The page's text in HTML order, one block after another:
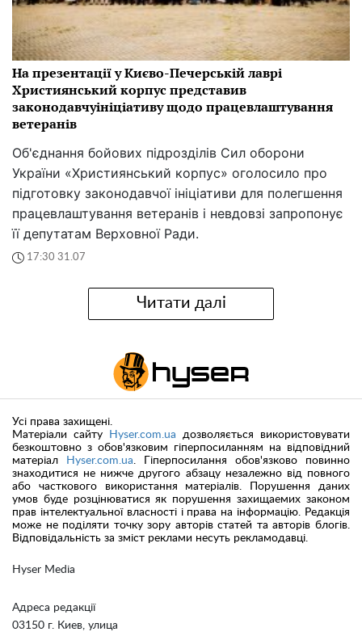
На презентації у Києво-Печерській лаврі
Християнський корпус представив
законодавчуініціативу щодо працевлаштування
ветеранів
Об'єднання бойових підрозділів Сил оборони
України «Християнський корпус» оголосило про
підготовку законодавчої ініціативи для полегшення
працевлаштування ветеранів і невдовзі запропонує
її депутатам Верховної Ради.
17:30 31.07
Читати далі
Hyser Media
Адреса редакції
03150 г. Киев, улица
Усі права захищені.
Матеріали сайту
Hyser.com.ua дозволяється використовувати
безкоштовно з обов'язковим гіперпосиланням на відповідний
матеріал
Hyser.com.ua. Гіперпосилання обов'язково повинно
знаходитися не нижче другого абзацу незалежно від повного
або часткового використання матеріалів. Порушення даних
умов буде розцінюватися як порушення захищаемих законом
прав інтелектуальної власності і права на інформацію. Редакція
може не поділяти точку зору авторів статей та авторів блогів.
Відповідальність за зміст реклами несуть рекламодавці.